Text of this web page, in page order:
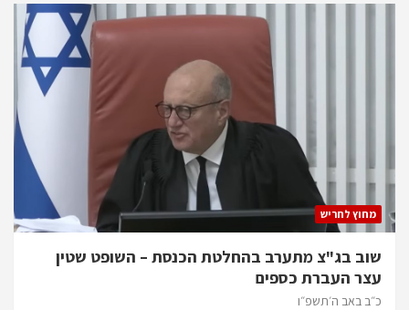
מחוץ לחריש
שוב בג"צ מתערב בהחלטת הכנסת – השופט שטין
עצר העברת כספים
כ״ב באב ה׳תשפ״ו